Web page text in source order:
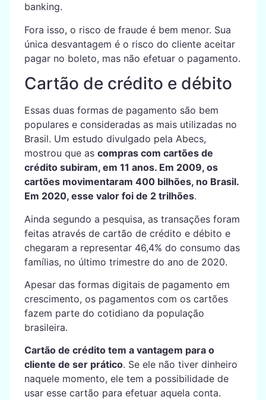
banking.
Fora isso, o risco de fraude é bem menor. Sua
única desvantagem é o risco do cliente aceitar
pagar no boleto, mas não efetuar o pagamento.
Cartão de crédito e débito
Essas duas formas de pagamento são bem
populares e consideradas as mais utilizadas no
Brasil. Um estudo divulgado pela Abecs,
mostrou que as compras com cartões de
crédito subiram, em 11 anos. Em 2009, os
cartões movimentaram 400 bilhões, no Brasil.
Em 2020, esse valor foi de 2 trilhões.
Ainda segundo a pesquisa, as transações foram
feitas através de cartão de crédito e débito e
chegaram a representar 46,4% do consumo das
famílias, no último trimestre do ano de 2020.
Apesar das formas digitais de pagamento em
crescimento, os pagamentos com os cartões
fazem parte do cotidiano da população
brasileira.
Cartão de crédito tem a vantagem para o
cliente de ser prático. Se ele não tiver dinheiro
naquele momento, ele tem a possibilidade de
usar esse cartão para efetuar aquela conta.